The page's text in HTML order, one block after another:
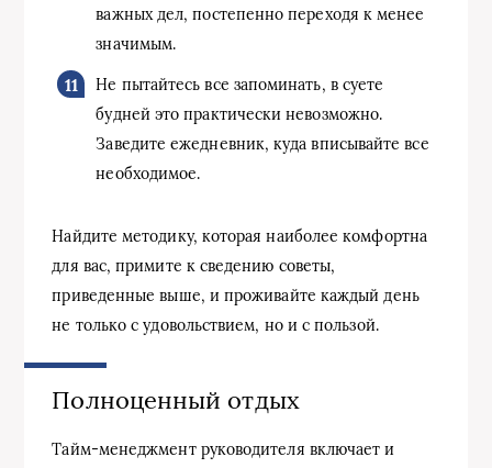
важных дел, постепенно переходя к менее
значимым.
Не пытайтесь все запоминать, в суете
будней это практически невозможно.
Заведите ежедневник, куда вписывайте все
необходимое.
Найдите методику, которая наиболее комфортна
для вас, примите к сведению советы,
приведенные выше, и проживайте каждый день
не только с удовольствием, но и с пользой.
Полноценный отдых
Тайм-менеджмент руководителя включает и